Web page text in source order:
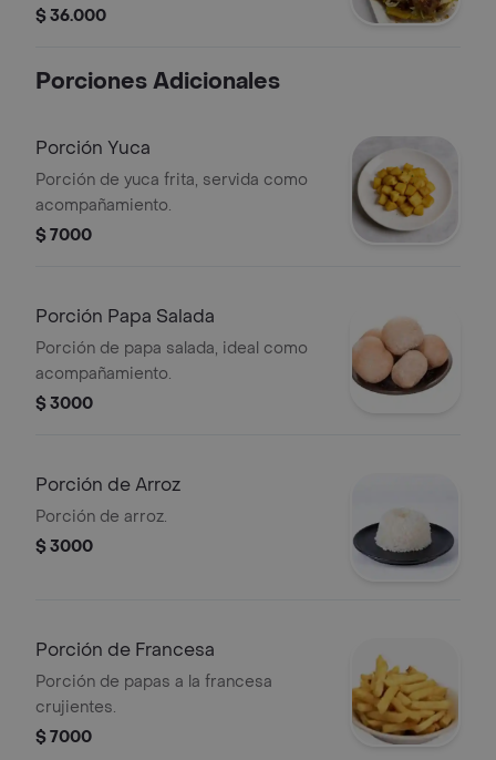
ingredientes adicionales visibles
$ 36.000
Porciones Adicionales
Porción Yuca
Porción de yuca frita, servida como
acompañamiento.
$ 7000
Porción Papa Salada
Porción de papa salada, ideal como
acompañamiento.
$ 3000
Porción de Arroz
Porción de arroz.
$ 3000
Porción de Francesa
Porción de papas a la francesa
crujientes.
$ 7000